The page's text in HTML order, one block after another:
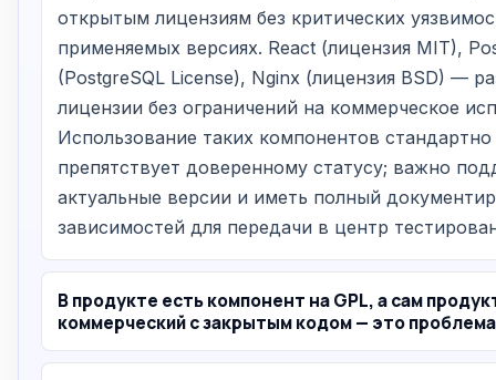
открытым лицензиям без критических
применяемых версиях. React (лицензия MIT),
(PostgreSQL License), Nginx (лицензия BSD) —
лицензии без ограничений на коммерческое
Использование таких компонентов
препятствует доверенному статусу; важно
актуальные версии и иметь полный
зависимостей для передачи в центр
В продукте есть компонент на GPL, а сам
коммерческий с закрытым кодом — это